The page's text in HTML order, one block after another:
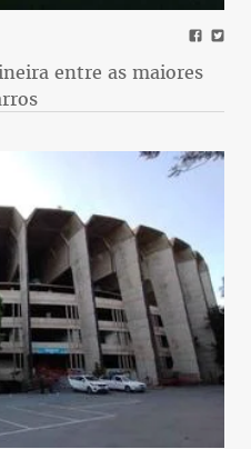
entre as maiores